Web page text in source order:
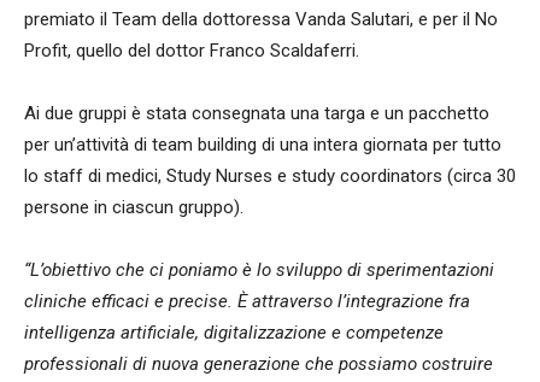
premiato il Team della dottoressa Vanda Salutari, e per il No
Profit, quello del dottor Franco Scaldaferri.
Ai due gruppi è stata consegnata una targa e un pacchetto
per un’attività di team building di una intera giornata per tutto
lo staff di medici, Study Nurses e study coordinators (circa 30
persone in ciascun gruppo).
“L’obiettivo che ci poniamo è lo sviluppo di sperimentazioni
cliniche efficaci e precise. È attraverso l’integrazione fra
intelligenza artificiale, digitalizzazione e competenze
professionali di nuova generazione che possiamo costruire